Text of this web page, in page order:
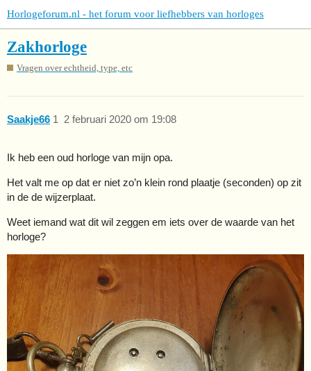
Horlogeforum.nl - het forum voor liefhebbers van horloges
Zakhorloge
Vragen over echtheid, type, etc
Saakje66 2 februari 2020 om 19:08
1
Ik heb een oud horloge van mijn opa.
Het valt me op dat er niet zo’n klein rond plaatje (seconden) op zit
in de de wijzerplaat.
Weet iemand wat dit wil zeggen em iets over de waarde van het
horloge?